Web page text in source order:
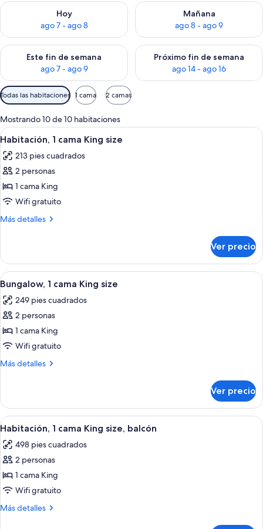
Hoy
ago 7 - ago 8
Consulta la disponibilidad para hoy ago 7 - ago 8
Mañana
ago 8 - ago 9
Consulta la disponibilidad
Este fin de semana
ago 7 - ago 9
Consulta la disponibilidad para este fin de semana ago 7 -
Próximo fin de semana
ago 14 - ago 16
Consulta la disponibilidad
Filtros
disponibles
para
las
habitaciones
Todas las habitaciones 1 cama 2 camas
Mostrando 10 de 10 habitaciones
Abrir
todas
las
fotos
de
Habitación,
1
size
Una habitación de hotel con
5
Habitación, 1 cama King size
213 pies cuadrados
2 personas
1 cama King
Wifi gratuito
Más detalles
Más
1
cama
King
Ver precio
Abrir
todas
las
fotos
de
Bungalow,
1
size
Habitación de hotel con una cama
6
Bungalow, 1 cama King size
249 pies cuadrados
2 personas
1 cama King
Wifi gratuito
Más detalles
Más
1
cama
King
Ver precio
Abrir
todas
las
fotos
de
Habitación,
1
Una habitación de hotel moderna
6
Habitación, 1 cama King size, balcón
498 pies cuadrados
2 personas
1 cama King
Wifi gratuito
Más detalles
Más